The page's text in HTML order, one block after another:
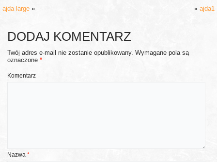
ajda-large » « ajda1
DODAJ KOMENTARZ
Twój adres e-mail nie zostanie opublikowany. Wymagane pola są
oznaczone*
Komentarz
Nazwa*